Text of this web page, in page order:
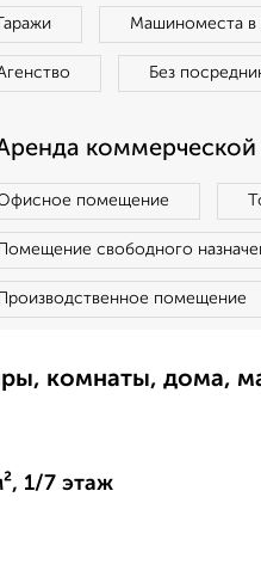
Гаражи Машиноместа в
Без
помещение
Помещение свободного
Производственное помещение
комнаты, дома,
1/7 этаж